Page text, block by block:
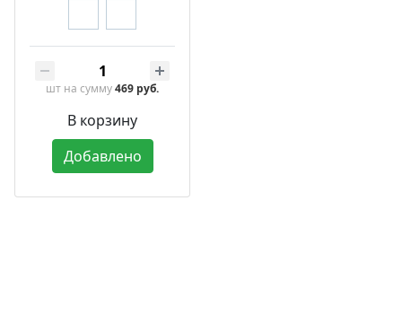
шт на сумму469 руб.
В корзину
Добавлено